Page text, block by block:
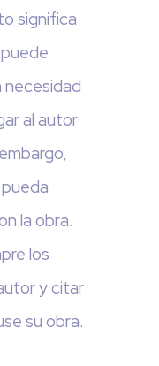
significa
necesidad
al autor
la obra.
los
y citar
su obra.